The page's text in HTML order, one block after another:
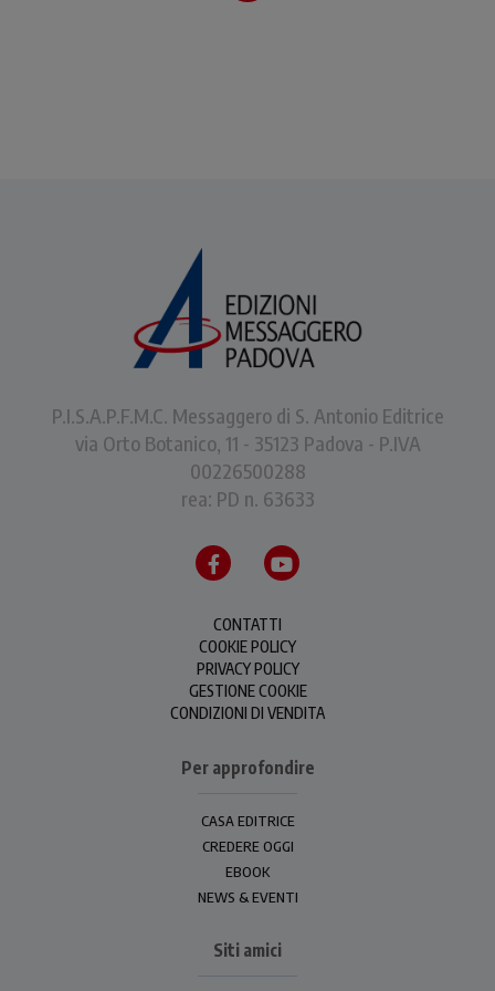
P.I.S.A.P.F.M.C. Messaggero di S. Antonio Editrice
via Orto Botanico, 11 - 35123 Padova - P.IVA
00226500288
rea: PD n. 63633
CONTATTI
COOKIE POLICY
PRIVACY POLICY
GESTIONE COOKIE
CONDIZIONI DI VENDITA
Per approfondire
CASA EDITRICE
CREDERE OGGI
EBOOK
NEWS & EVENTI
Siti amici